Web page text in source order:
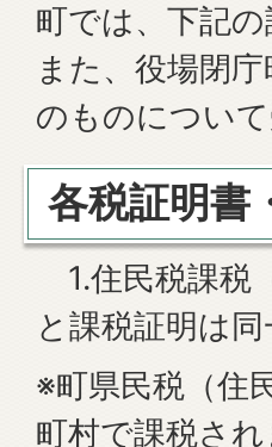
町では、下記
また、役場閉
のものについ
各税証明書
1.住民税課税
と課税証明は同
※町県民税（住
町村で課税され